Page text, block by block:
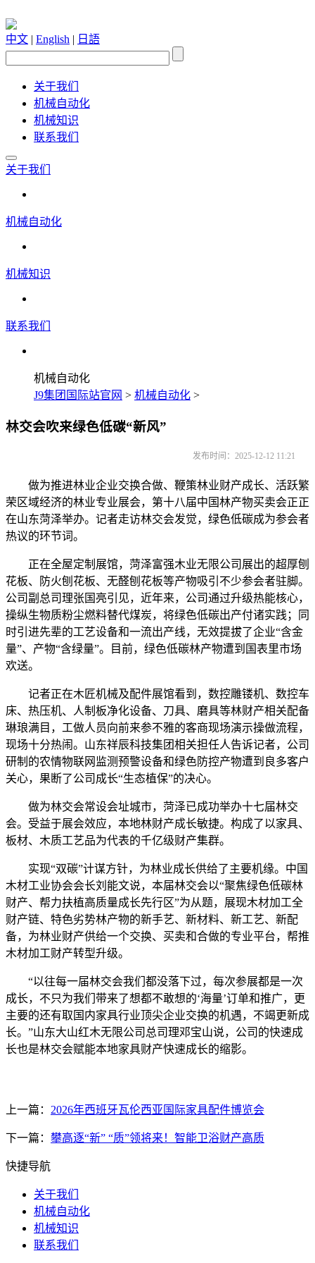
中文 | English | 日語
关于我们
机械自动化
机械知识
联系我们
关于我们
机械自动化
机械知识
联系我们
机械自动化
J9集团国际站官网 > 机械自动化 >
林交会吹来绿色低碳“新风”
发布时间：2025-12-12 11:21
做为推进林业企业交换合做、鞭策林业财产成长、活跃繁
荣区域经济的林业专业展会，第十八届中国林产物买卖会正正
在山东菏泽举办。记者走访林交会发觉，绿色低碳成为参会者
热议的环节词。
正在全屋定制展馆，菏泽富强木业无限公司展出的超厚刨
花板、防火刨花板、无醛刨花板等产物吸引不少参会者驻脚。
公司副总司理张国亮引见，近年来，公司通过升级热能核心，
操纵生物质粉尘燃料替代煤炭，将绿色低碳出产付诸实践；同
时引进先辈的工艺设备和一流出产线，无效提拔了企业“含金
量”、产物“含绿量”。目前，绿色低碳林产物遭到国表里市场
欢送。
记者正在木匠机械及配件展馆看到，数控雕镂机、数控车
床、热压机、人制板净化设备、刀具、磨具等林财产相关配备
琳琅满目，工做人员向前来参不雅的客商现场演示操做流程，
现场十分热闹。山东祥辰科技集团相关担任人告诉记者，公司
研制的农情物联网监测预警设备和绿色防控产物遭到良多客户
关心，果断了公司成长“生态植保”的决心。
做为林交会常设会址城市，菏泽已成功举办十七届林交
会。受益于展会效应，本地林财产成长敏捷。构成了以家具、
板材、木质工艺品为代表的千亿级财产集群。
实现“双碳”计谋方针，为林业成长供给了主要机缘。中国
木材工业协会会长刘能文说，本届林交会以“聚焦绿色低碳林
财产、帮力扶植高质量成长先行区”为从题，展现木材加工全
财产链、特色劣势林产物的新手艺、新材料、新工艺、新配
备，为林业财产供给一个交换、买卖和合做的专业平台，帮推
木材加工财产转型升级。
“以往每一届林交会我们都没落下过，每次参展都是一次
成长，不只为我们带来了想都不敢想的‘海量’订单和推广，更
主要的还有取国内家具行业顶尖企业交换的机遇，不竭更新成
长。”山东大山红木无限公司总司理邓宝山说，公司的快速成
长也是林交会赋能本地家具财产快速成长的缩影。
上一篇： 2026年西班牙瓦伦西亚国际家具配件博览会
下一篇： 攀高逐“新” “质”领将来！智能卫浴财产高质
快捷导航
关于我们
机械自动化
机械知识
联系我们